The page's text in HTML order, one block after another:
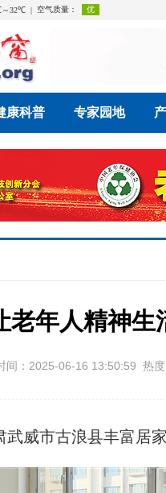
康科普 专家园地
老年人精神生
间：2025-06-16 13:50:59 热
武威市古浪县丰富居